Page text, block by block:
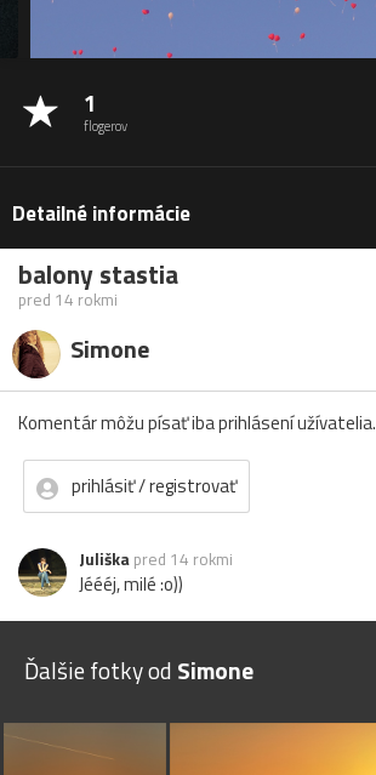
1
flogerov
Detailné informácie
balony stastia
pred 14 rokmi
Simone
Komentár môžu písať iba prihlásení užívatelia.
prihlásiť / registrovať
Juliška pred 14 rokmi
Jéééj, milé :o))
Ďalšie fotky od Simone